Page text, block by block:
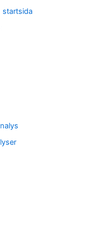
startsida